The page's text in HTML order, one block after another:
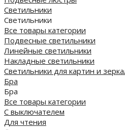
Светильники
Светильники
Все товары категории
Подвесные светильники
Линейные светильники
Накладные светильники
Светильники для картин и
Бра
Бра
Все товары категории
С выключателем
Для чтения